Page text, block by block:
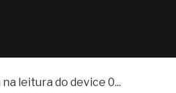
leitura do device 0...